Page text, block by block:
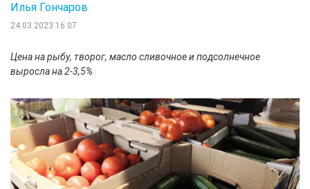
24.03.2023 16:07
Илья Гончаров
Цена на рыбу, творог, масло сливочное и подсолнечное
выросла на 2-3,5%